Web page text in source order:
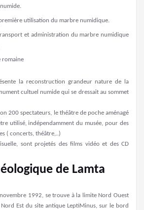
utilisation du marbre numidique.
et administration du marbre numidique
romaine
la reconstruction grandeur nature de la
cultuel numide qui se dressait au sommet
200 spectateurs, le théâtre de poche aménagé
utilisé, indépendamment du musée, pour des
( concerts, théâtre,..)
sont projetés des films vidéo et des CD
de Lamta
1992, se trouve à la limite Nord Ouest
Est du site antique LeptiMinus, sur le bord